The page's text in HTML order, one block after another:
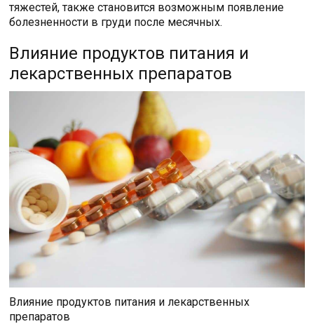
тяжестей, также становится возможным появление
болезненности в груди после месячных.
Влияние продуктов питания и
лекарственных препаратов
Влияние продуктов питания и лекарственных
препаратов